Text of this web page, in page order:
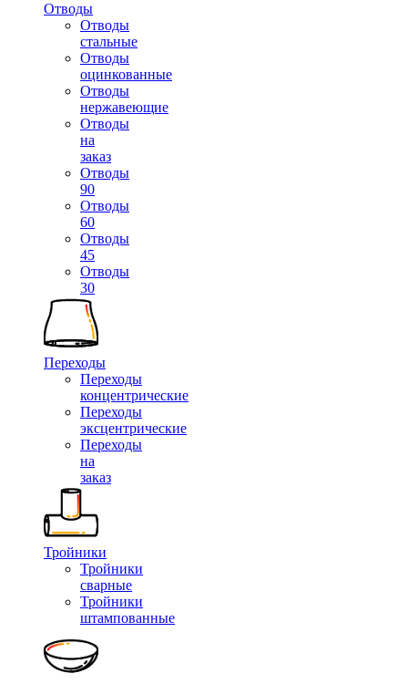
Отводы
Отводы
стальные
Отводы
оцинкованные
Отводы
нержавеющие
Отводы
на
заказ
Отводы
90
Отводы
60
Отводы
45
Отводы
30
Переходы
Переходы
концентрические
Переходы
эксцентрические
Переходы
на
заказ
Тройники
Тройники
сварные
Тройники
штампованные